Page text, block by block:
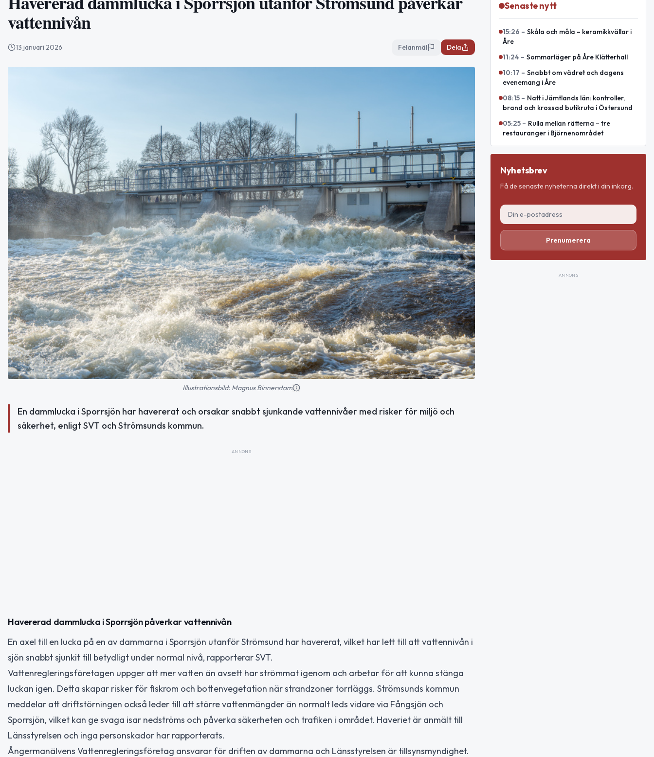
vattennivån
13 januari 2026 Felanmäl Dela
Illustrationsbild: Magnus Binnerstam
En dammlucka i Sporrsjön har havererat och orsakar snabbt sjunkande vattennivåer med risker för miljö och
säkerhet, enligt SVT och Strömsunds kommun.
ANNONS
Havererad dammlucka i Sporrsjön påverkar vattennivån
En axel till en lucka på en av dammarna i Sporrsjön utanför Strömsund har havererat, vilket har lett till att vattennivån i
sjön snabbt sjunkit till betydligt under normal nivå, rapporterar SVT.
Vattenregleringsföretagen uppger att mer vatten än avsett har strömmat igenom och arbetar för att kunna stänga
luckan igen. Detta skapar risker för fiskrom och bottenvegetation när strandzoner torrläggs. Strömsunds kommun
meddelar att driftstörningen också leder till att större vattenmängder än normalt leds vidare via Fångsjön och
Sporrsjön, vilket kan ge svaga isar nedströms och påverka säkerheten och trafiken i området. Haveriet är anmält till
Länsstyrelsen och inga personskador har rapporterats.
Ångermanälvens Vattenregleringsföretag ansvarar för driften av dammarna och Länsstyrelsen är tillsynsmyndighet.
Senaste nytt
15:26 – Skåla och måla – keramikkvällar i
Åre
11:24 – Sommarläger på Åre Klätterhall
10:17 – Snabbt om vädret och dagens
evenemang i Åre
08:15 – Natt i Jämtlands län: kontroller,
brand och krossad butikruta i Östersund
05:25 – Rulla mellan rätterna – tre
restauranger i Björnenområdet
Nyhetsbrev
Få de senaste nyheterna direkt i din inkorg.
Prenumerera
ANNONS